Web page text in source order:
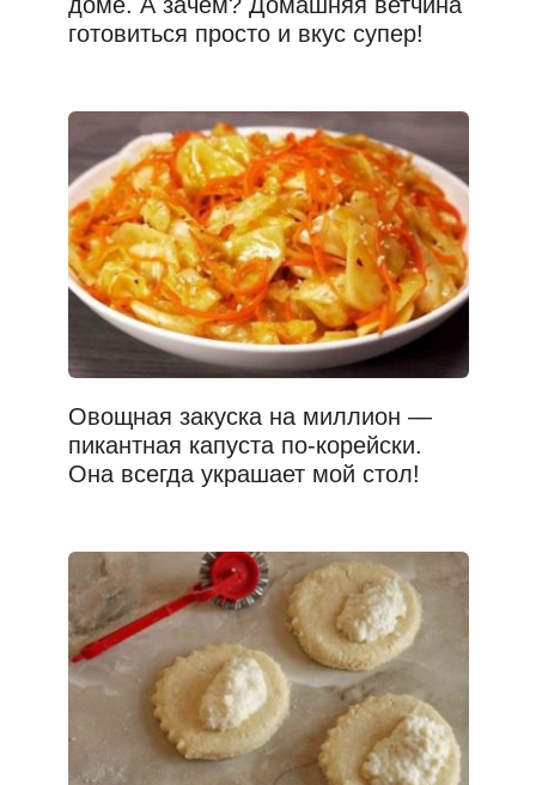
готовиться просто и вкус супер!
Овощная закуска на миллион —
пикантная капуста по-корейски.
Она всегда украшает мой стол!